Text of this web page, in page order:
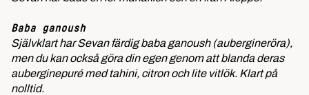
Baba ganoush
Självklart har Sevan färdig baba ganoush (aubergineröra),
men du kan också göra din egen genom att blanda deras
auberginepuré med tahini, citron och lite vitlök. Klart på
nolltid.